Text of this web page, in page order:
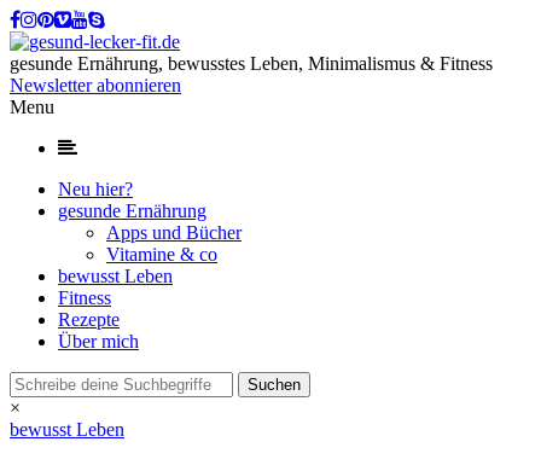
gesunde Ernährung, bewusstes Leben, Minimalismus & Fitness
Newsletter abonnieren
Menu
Neu hier?
gesunde Ernährung
Apps und Bücher
Vitamine & co
bewusst Leben
Fitness
Rezepte
Über mich
×
bewusst Leben